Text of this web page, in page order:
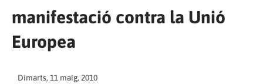
manifestació contra la Unió
Europea
Dimarts, 11 maig, 2010